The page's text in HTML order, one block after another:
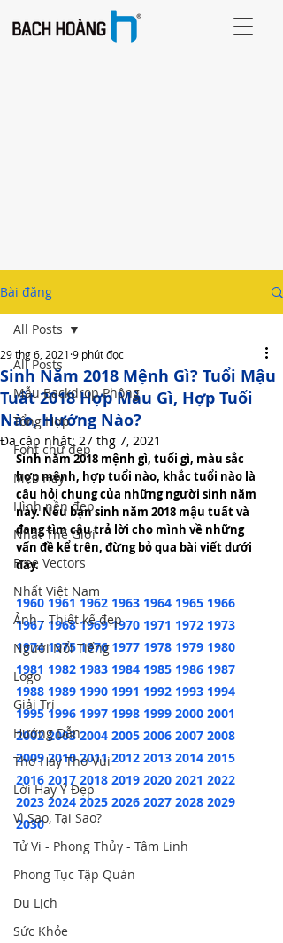
Bài đăng
All Posts
Mẫu Backdrop Phông
Tổng Hợp
Font chữ đẹp
Mẹo Hay
Hình nền đẹp
Nhất Thế Giới
Free Vectors
Nhất Việt Nam
Ảnh - Thiết kế đẹp
Người Nổi Tiếng
Logo
Giải Trí
Hướng Dẫn
Thơ Hay Thơ Vui
Lời Hay Ý Đẹp
Vì Sao, Tại Sao?
Tử Vi - Phong Thủy - Tâm Linh
Phong Tục Tập Quán
Du Lịch
Sức Khỏe
All Posts
Sinh Năm 2018 Mệnh Gì? Tuổi Mậu
Tuất 2018 Hợp Màu Gì, Hợp Tuổi
Nào, Hướng Nào?
29 thg 6, 2021 9 phút đọc
Đã cập nhật: 27 thg 7, 2021
Sinh năm 2018 mệnh gì, tuổi gì, màu sắc
hợp mệnh, hợp tuổi nào, khắc tuổi nào là
câu hỏi chung của những người sinh năm
này. Nếu bạn sinh năm 2018 mậu tuất và
đang tìm câu trả lời cho mình về những
vấn đề kể trên, đừng bỏ qua bài viết dưới
đây.
1960 1961 1962 1963 1964 1965 1966
1967 1968 1969 1970 1971 1972 1973
1974 1975 1976 1977 1978 1979 1980
1981 1982 1983 1984 1985 1986 1987
1988 1989 1990 1991 1992 1993 1994
1995 1996 1997 1998 1999 2000 2001
2002 2003 2004 2005 2006 2007 2008
2009 2010 2011 2012 2013 2014 2015
2016 2017 2018 2019 2020 2021 2022
2023 2024 2025 2026 2027 2028 2029
2030